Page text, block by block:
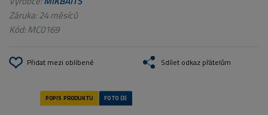
Záruka: 24 měsíců
Kód:MC0169
Přidat mezi oblíbené Sdílet odkaz přátelům